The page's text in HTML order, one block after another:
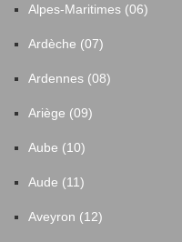
Alpes-Maritimes (06)
Ardèche (07)
Ardennes (08)
Ariège (09)
Aube (10)
Aude (11)
Aveyron (12)